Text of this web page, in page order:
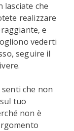
lasciate che
realizzare
e
vederti
seguire il
che non
tuo
non è